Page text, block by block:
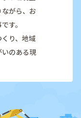
がら、お
す。
り、地域
のある現